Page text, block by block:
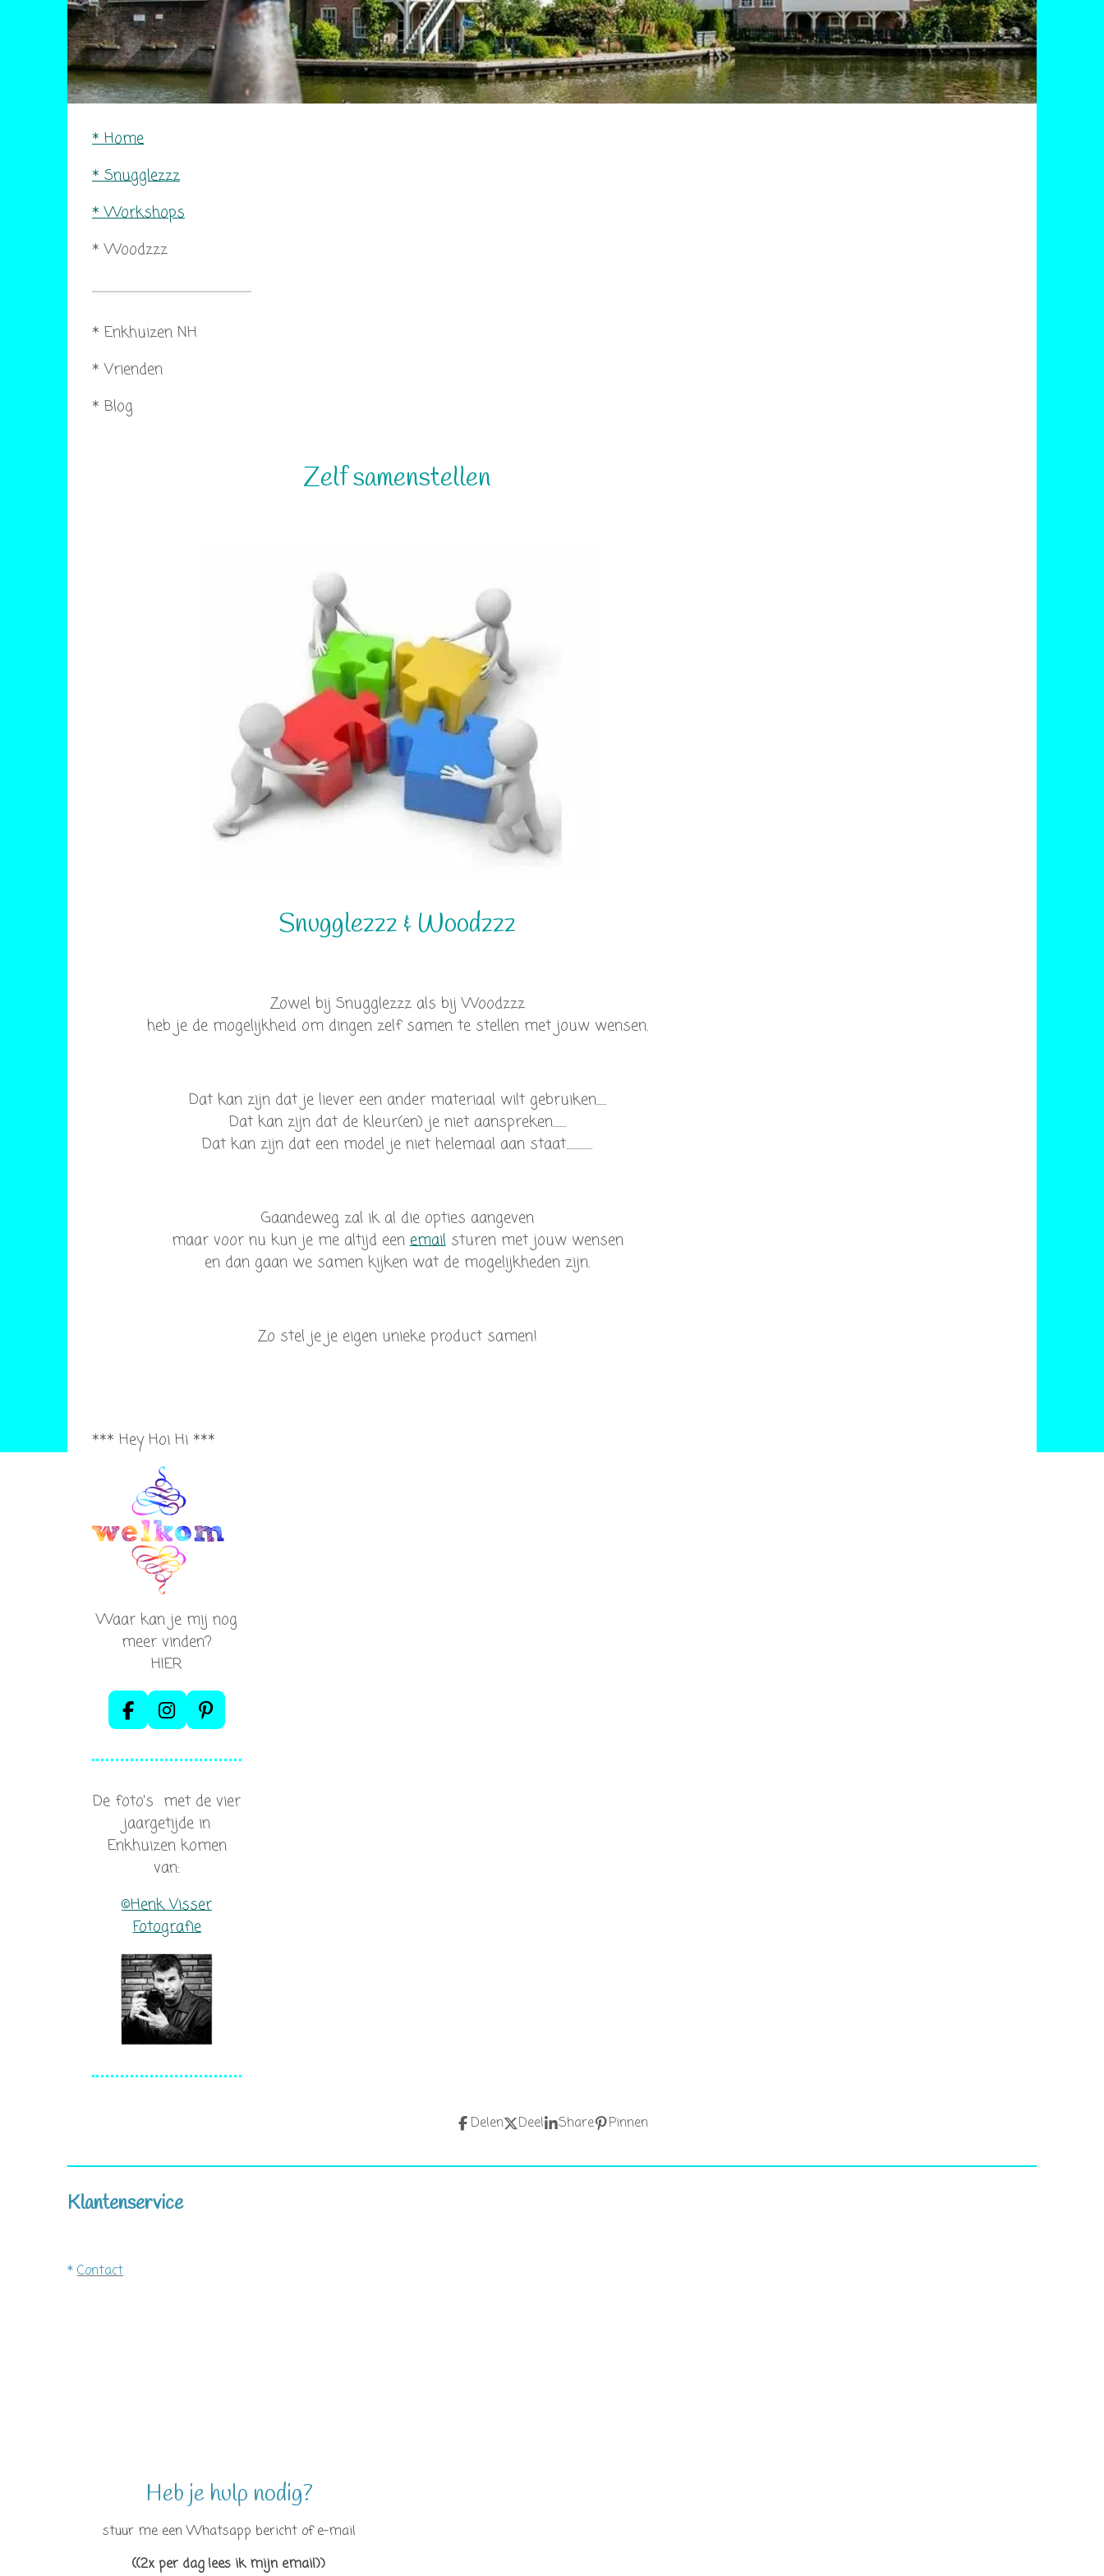
* Home
* Snugglezzz
* Workshops
* Woodzzz
* Enkhuizen NH
* Vrienden
* Blog
Zelf samenstellen
Snugglezzz & Woodzzz
Zowel bij Snugglezzz als bij Woodzzz
heb je de mogelijkheid om dingen zelf samen te stellen met jouw wensen.
Dat kan zijn dat je liever een ander materiaal wilt gebruiken......
Dat kan zijn dat de kleur(en) je niet aanspreken........
Dat kan zijn dat een model je niet helemaal aan staat................
Gaandeweg zal ik al die opties aangeven
maar voor nu kun je me altijd eenemailsturen met jouw wensen
en dan gaan we samen kijken wat de mogelijkheden zijn.
Zo stel je je eigen unieke product samen!
*** Hey Hoi Hi ***
Waar kan je mij nog
meer vinden?
HIER
F
a
e
o
o
k
I
n
t
g
r
a
m
P
i
t
r
e
s
t
De foto's met de vier
jaargetijde in
Enkhuizen komen
van:
©Henk Visser
Fotografie
Delen Deel Share Pinnen
Klantenservice
* Contact
Heb je hulp nodig?
stuur me een Whatsapp bericht of e-mail
((2x per dag lees ik mijn email))